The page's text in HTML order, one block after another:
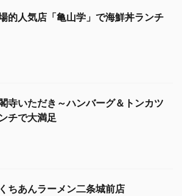
的人気店「亀山学」で海鮮丼ランチ
寺いただき～ハンバーグ＆トンカツ
チで大満足
ちあんラーメン二条城前店